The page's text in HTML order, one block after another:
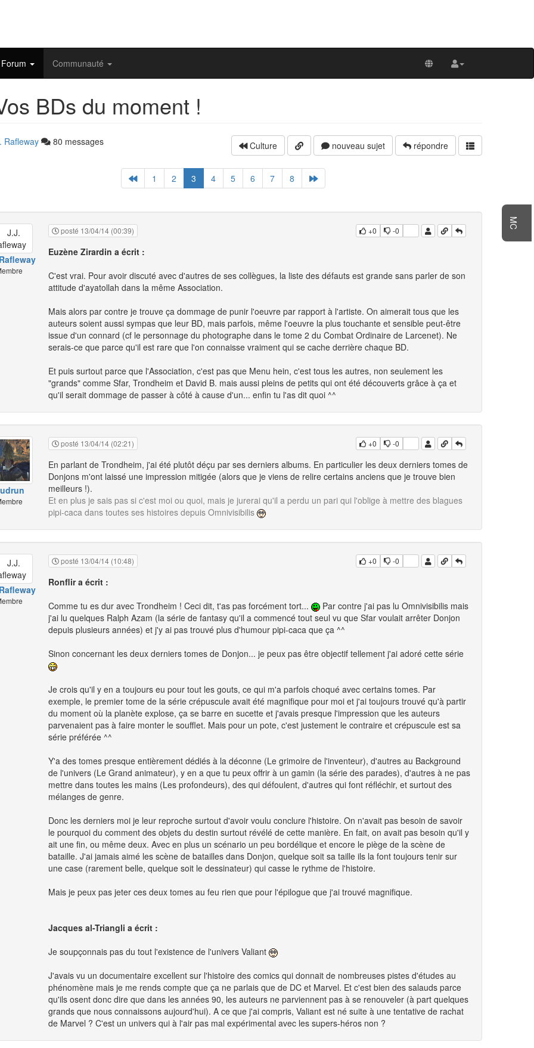
Forum Communauté
BDs du moment !
Rafleway 80 messages Culture nouveau sujet répondre
1 2 3 4 5 6 7 8
posté 13/04/14 (00:39) +0 -0
Euzène Zirardin a écrit :
C'est vrai. Pour avoir discuté avec d'autres de ses collègues, la liste des défauts est grande sans parler de son
attitude d'ayatollah dans la même Association.
Mais alors par contre je trouve ça dommage de punir l'oeuvre par rapport à l'artiste. On aimerait tous que les
auteurs soient aussi sympas que leur BD, mais parfois, même l'oeuvre la plus touchante et sensible peut-être
issue d'un connard (cf le personnage du photographe dans le tome 2 du Combat Ordinaire de Larcenet). Ne
serais-ce que parce qu'il est rare que l'on connaisse vraiment qui se cache derrière chaque BD.
Et puis surtout parce que l'Association, c'est pas que Menu hein, c'est tous les autres, non seulement les
"grands" comme Sfar, Trondheim et David B. mais aussi pleins de petits qui ont été découverts grâce à ça et
qu'il serait dommage de passer à côté à cause d'un... enfin tu l'as dit quoi ^^
posté 13/04/14 (02:21) +0 -0
En parlant de Trondheim, j'ai été plutôt déçu par ses derniers albums. En particulier les deux derniers tomes de
Donjons m'ont laissé une impression mitigée (alors que je viens de relire certains anciens que je trouve bien
meilleurs !).
Et en plus je sais pas si c'est moi ou quoi, mais je jurerai qu'il a perdu un pari qui l'oblige à mettre des blagues
pipi-caca dans toutes ses histoires depuis Omnivisibilis
posté 13/04/14 (10:48) +0 -0
Ronflir a écrit :
Comme tu es dur avec Trondheim ! Ceci dit, t'as pas forcément tort...
Par contre j'ai pas lu Omnivisibilis mais
j'ai lu quelques Ralph Azam (la série de fantasy qu'il a commencé tout seul vu que Sfar voulait arrêter Donjon
depuis plusieurs années) et j'y ai pas trouvé plus d'humour pipi-caca que ça ^^
Sinon concernant les deux derniers tomes de Donjon... je peux pas être objectif tellement j'ai adoré cette série
Je crois qu'il y en a toujours eu pour tout les gouts, ce qui m'a parfois choqué avec certains tomes. Par
exemple, le premier tome de la série crépuscule avait été magnifique pour moi et j'ai toujours trouvé qu'à partir
du moment où la planète explose, ça se barre en sucette et j'avais presque l'impression que les auteurs
parvenaient pas à faire monter le soufflet. Mais pour un pote, c'est justement le contraire et crépuscule est sa
série préférée ^^
Y'a des tomes presque entièrement dédiés à la déconne (Le grimoire de l'inventeur), d'autres au Background
de l'univers (Le Grand animateur), y en a que tu peux offrir à un gamin (la série des parades), d'autres à ne pas
mettre dans toutes les mains (Les profondeurs), des qui défoulent, d'autres qui font réfléchir, et surtout des
mélanges de genre.
Donc les derniers moi je leur reproche surtout d'avoir voulu conclure l'histoire. On n'avait pas besoin de savoir
le pourquoi du comment des objets du destin surtout révélé de cette manière. En fait, on avait pas besoin qu'il y
ait une fin, ou même deux. Avec en plus un scénario un peu bordélique et encore le piège de la scène de
bataille. J'ai jamais aimé les scène de batailles dans Donjon, quelque soit sa taille ils la font toujours tenir sur
une case (rarement belle, quelque soit le dessinateur) qui casse le rythme de l'histoire.
Mais je peux pas jeter ces deux tomes au feu rien que pour l'épilogue que j'ai trouvé magnifique.
Jacques al-Triangli a écrit :
Je soupçonnais pas du tout l'existence de l'univers Valiant
J'avais vu un documentaire excellent sur l'histoire des comics qui donnait de nombreuses pistes d'études au
phénomène mais je me rends compte que ça ne parlais que de DC et Marvel. Et c'est bien des salauds parce
qu'ils osent donc dire que dans les années 90, les auteurs ne parviennent pas à se renouveler (à part quelques
grands que nous connaissons aujourd'hui). A ce que j'ai compris, Valiant est né suite à une tentative de rachat
de Marvel ? C'est un univers qui à l'air pas mal expérimental avec les supers-héros non ?
MC